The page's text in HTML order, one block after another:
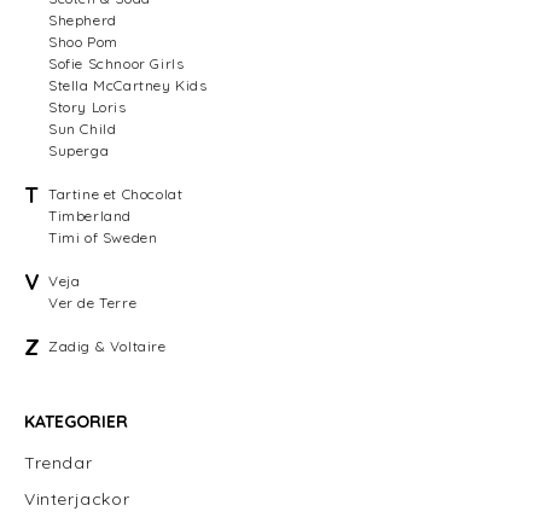
Shepherd
Shoo Pom
Sofie Schnoor Girls
Stella McCartney Kids
Story Loris
Sun Child
Superga
T Tartine et Chocolat
Timberland
Timi of Sweden
V Veja
Ver de Terre
Z Zadig & Voltaire
KATEGORIER
Trendar
Vinterjackor